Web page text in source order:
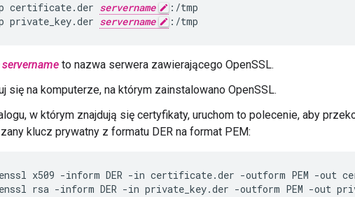
certificate.der servername
:/tmp
private_key.der servername :/tmp
servername to nazwa serwera zawierającego OpenSSL.
się na komputerze, na którym zainstalowano OpenSSL.
w którym znajdują się certyfikaty, uruchom to polecenie, aby
klucz prywatny z formatu DER na format PEM:
x509 -inform DER -in certificate.der -outform PEM -out
rsa -inform DER -in private_key.der -outform PEM -out